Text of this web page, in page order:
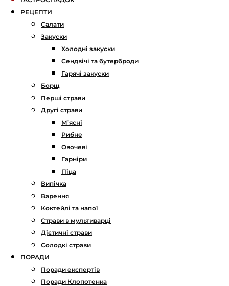
РЕЦЕПТИ
Салати
Закуски
Холодні закуски
Сендвічі та бутерброди
Гарячі закуски
Борщ
Перші страви
Другі страви
М’ясні
Рибне
Овочеві
Гарніри
Піца
Випічка
Варення
Коктейлі та напої
Страви в мультиварці
Дієтичні страви
Солодкі страви
ПОРАДИ
Поради експертів
Поради Клопотенка